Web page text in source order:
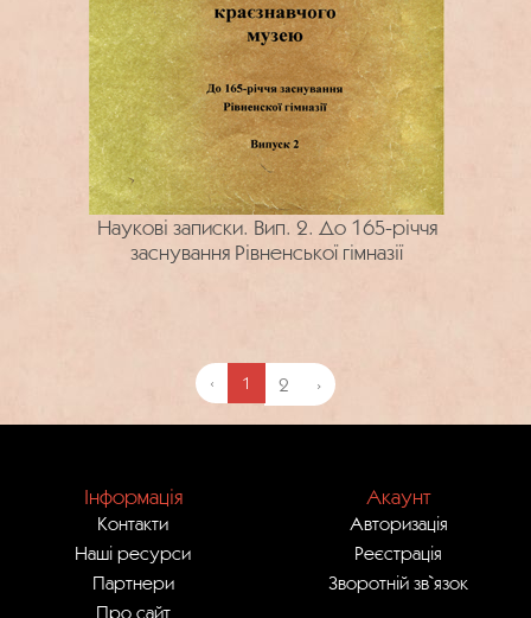
Наукові записки. Вип. 2. До 165-річчя
заснування Рівненської гімназії
‹ 1 2 ›
Інформація
Контакти
Наші ресурси
Партнери
Про сайт
Акаунт
Авторизація
Реєстрація
Зворотній зв`язок